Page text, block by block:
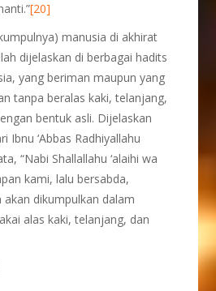
[20]
manusia di akhirat
dijelaskan di berbagai hadits
yang beriman maupun yang
tanpa beralas kaki, telanjang,
bentuk asli. Dijelaskan
Ibnu ‘Abbas Radhiyallahu
“Nabi Shallallahu ‘alaihi wa
kami, lalu bersabda,
akan dikumpulkan dalam
alas kaki, telanjang, dan